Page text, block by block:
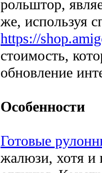
рольштор,
же, используя
https://
стоимость,
обновление
Особенности
Готовые
жалюзи, хотя и